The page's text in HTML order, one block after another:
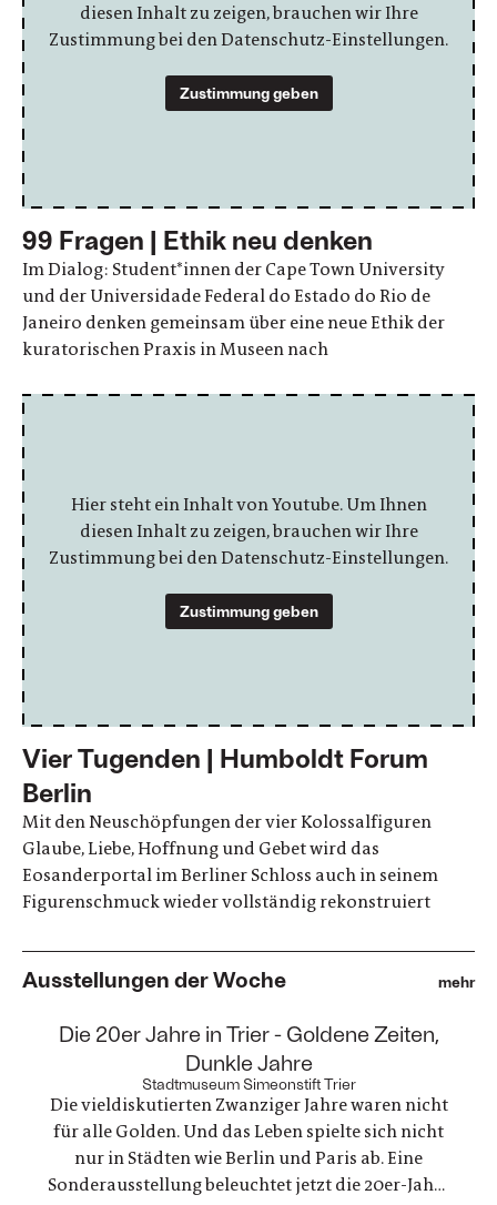
diesen Inhalt zu zeigen, brauchen wir Ihre
Zustimmung bei den Datenschutz-Einstellungen.
Zustimmung geben
99 Fragen | Ethik neu denken
Im Dialog: Student*innen der Cape Town University
und der Universidade Federal do Estado do Rio de
Janeiro denken gemeinsam über eine neue Ethik der
kuratorischen Praxis in Museen nach
Hier steht ein Inhalt von Youtube. Um Ihnen
diesen Inhalt zu zeigen, brauchen wir Ihre
Zustimmung bei den Datenschutz-Einstellungen.
Zustimmung geben
Vier Tugenden | Humboldt Forum
Berlin
Mit den Neuschöpfungen der vier Kolossalfiguren
Glaube, Liebe, Hoffnung und Gebet wird das
Eosanderportal im Berliner Schloss auch in seinem
Figurenschmuck wieder vollständig rekonstruiert
Ausstellungen der Woche mehr
Die 20er Jahre in Trier - Goldene Zeiten,
Dunkle Jahre
Stadtmuseum Simeonstift Trier
Die vieldiskutierten Zwanziger Jahre waren nicht
für alle Golden. Und das Leben spielte sich nicht
nur in Städten wie Berlin und Paris ab. Eine
Sonderausstellung beleuchtet jetzt die 20er-Jahre